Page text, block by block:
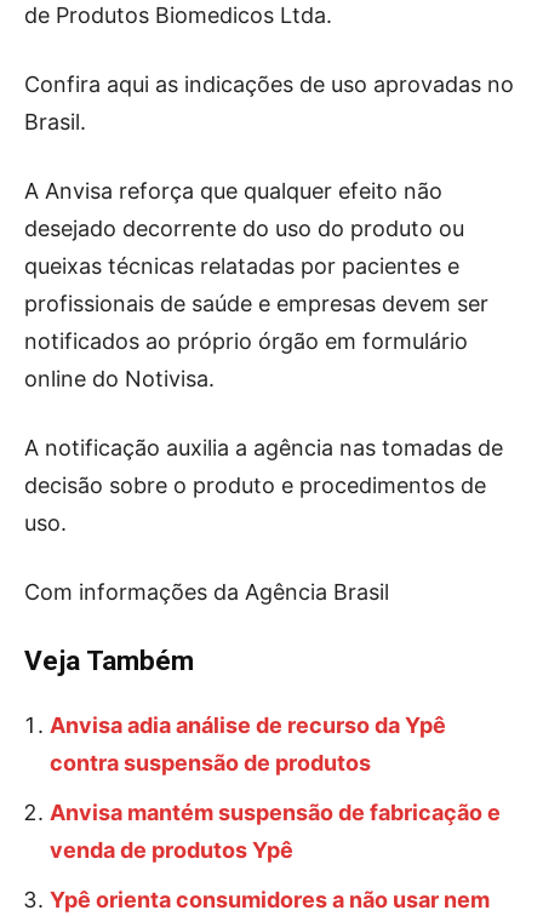
de Produtos Biomedicos Ltda.
Confira aqui as indicações de uso aprovadas no
Brasil.
A Anvisa reforça que qualquer efeito não
desejado decorrente do uso do produto ou
queixas técnicas relatadas por pacientes e
profissionais de saúde e empresas devem ser
notificados ao próprio órgão em formulário
online do Notivisa.
A notificação auxilia a agência nas tomadas de
decisão sobre o produto e procedimentos de
uso.
Com informações da Agência Brasil
Veja Também
Anvisa adia análise de recurso da Ypê
contra suspensão de produtos
Anvisa mantém suspensão de fabricação e
venda de produtos Ypê
Ypê orienta consumidores a não usar nem